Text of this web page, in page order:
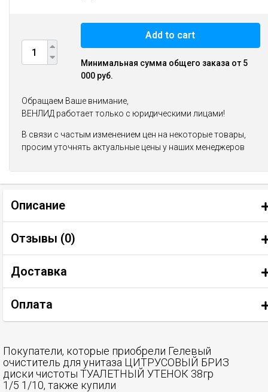
Add to cart
Минимальная сумма общего заказа от 5
000 руб.
Обращаем Ваше внимание,
ВЕНЛИД работает только с юридическими лицами!
В связи с частым изменением цен на некоторые товары,
просим уточнять актуальные цены у наших менеджеров
Описание
Отзывы (0)
Доставка
Оплата
Покупатели, которые приобрели Гелевый
очиститель для унитаза ЦИТРУСОВЫЙ БРИЗ
диски чистоты ТУАЛЕТНЫЙ УТЕНОК 38гр
1/5 1/10, также купили